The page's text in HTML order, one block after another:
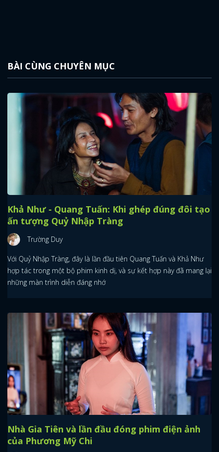
BÀI CÙNG CHUYÊN MỤC
Khả Như - Quang Tuấn: Khi ghép đúng đôi tạo
ấn tượng Quỷ Nhập Tràng
Trường Duy
Với Quỷ Nhập Tràng, đây là lần đầu tiên Quang Tuấn và Khả Như
hợp tác trong một bộ phim kinh dị, và sự kết hợp này đã mang lại
những màn trình diễn đáng nhớ
Nhà Gia Tiên và lần đầu đóng phim điện ảnh
của Phương Mỹ Chi